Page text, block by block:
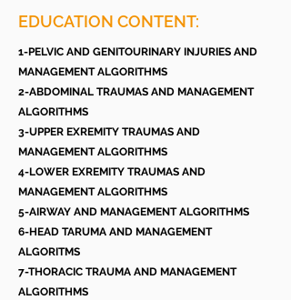
EDUCATION CONTENT:
1-PELVIC AND GENITOURINARY INJURIES AND
MANAGEMENT ALGORITHMS
2-ABDOMINAL TRAUMAS AND MANAGEMENT
ALGORITHMS
3-UPPER EXREMITY TRAUMAS AND
MANAGEMENT ALGORITHMS
4-LOWER EXREMITY TRAUMAS AND
MANAGEMENT ALGORITHMS
5-AIRWAY AND MANAGEMENT ALGORITHMS
6-HEAD TARUMA AND MANAGEMENT
ALGORITMS
7-THORACIC TRAUMA AND MANAGEMENT
ALGORITHMS